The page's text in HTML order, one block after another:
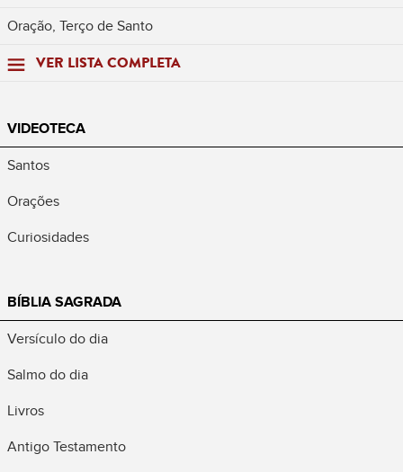
Oração, Terço de Santo
VER LISTA COMPLETA
VIDEOTECA
Santos
Orações
Curiosidades
BÍBLIA SAGRADA
Versículo do dia
Salmo do dia
Livros
Antigo Testamento